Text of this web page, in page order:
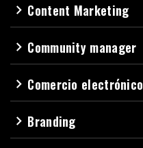
navigate_next Content Marketing
navigate_next Community manager
navigate_next Comercio electrónico
navigate_next Branding